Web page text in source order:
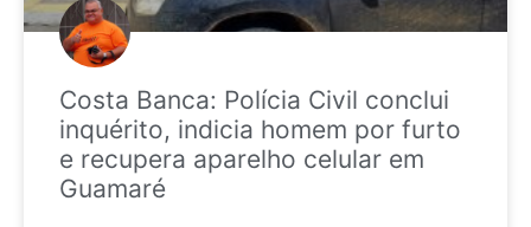
Costa Banca: Polícia Civil conclui
inquérito, indicia homem por furto
e recupera aparelho celular em
Guamaré